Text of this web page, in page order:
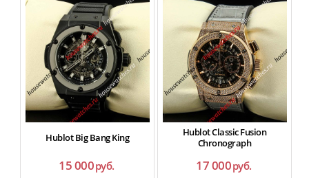
Hublot Big Bang King
15 000руб.
Hublot Classic Fusion
Chronograph
17 000руб.